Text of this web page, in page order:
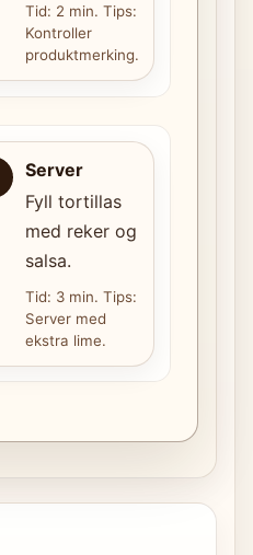
Tid: 2 min. Tips:
Kontroller
produktmerking.
Server
Fyll tortillas
med reker og
salsa.
Tid: 3 min. Tips:
Server med
ekstra lime.